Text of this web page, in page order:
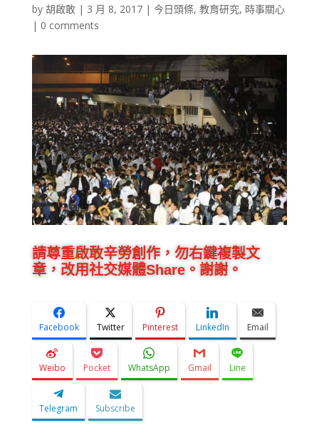
by 胡啟敢| 3 月 8, 2017| 今日頭條, 教育研究, 時事關心
| 0 comments
請尊重啟敢辛勞創作，勿右鍵複製文
章，改用社交媒體Share。謝謝。
Facebook Twitter Pinterest LinkedIn Email
Weibo Pocket WhatsApp Gmail Line
Telegram Subscribe